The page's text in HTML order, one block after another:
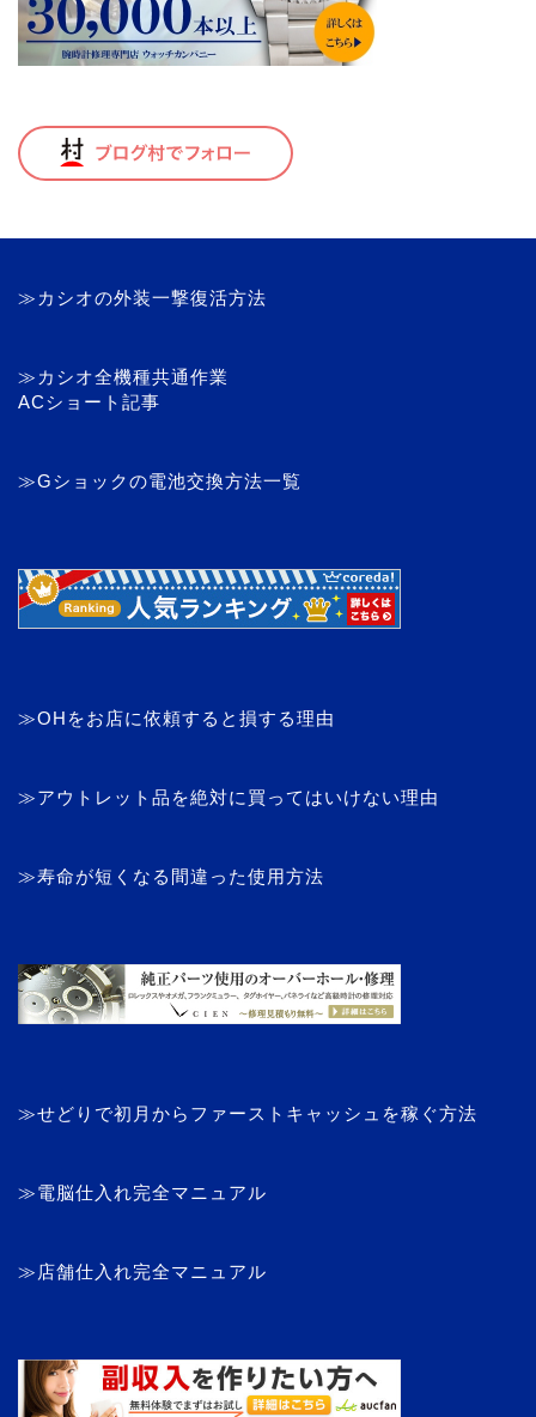
≫カシオの外装一撃復活方法
≫カシオ全機種共通作業
ACショート記事
≫Gショックの電池交換方法一覧
≫OHをお店に依頼すると損する理由
≫アウトレット品を絶対に買ってはいけない理由
≫寿命が短くなる間違った使用方法
≫せどりで初月からファーストキャッシュを稼ぐ方法
≫電脳仕入れ完全マニュアル
≫店舗仕入れ完全マニュアル